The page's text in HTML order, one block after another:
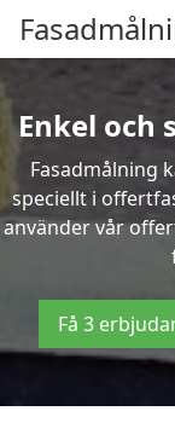
Enkel och
Fasadmålning
speciellt i
använder vår
Få 3